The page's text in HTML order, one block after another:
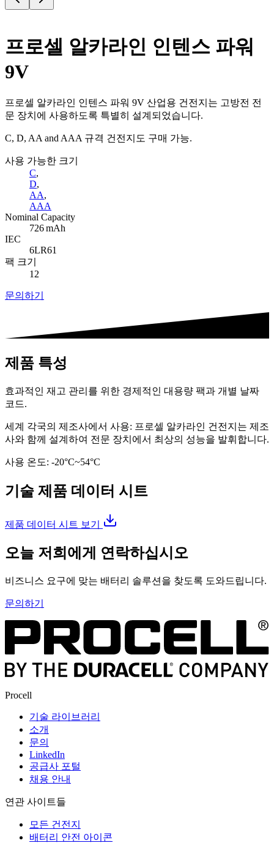
프로셀 알카라인 인텐스 파워
9V
프로셀 알카라인 인텐스 파워 9V 산업용 건전지는 고방전 전
문 장치에 사용하도록 특별히 설계되었습니다.
C, D, AA and AAA 규격 건전지도 구매 가능.
사용 가능한 크기
C,
D,
AA,
AAA
Nominal Capacity
726 mAh
IEC
6LR61
팩 크기
12
문의하기
제품 특성
효과적인 재고 관리를 위한 경제적인 대용량 팩과 개별 날짜
코드.
세계 각국의 제조사에서 사용: 프로셀 알카라인 건전지는 제조
사와 함께 설계하여 전문 장치에서 최상의 성능을 발휘합니다.
사용 온도: -20°C~54°C
기술 제품 데이터 시트
제품 데이터 시트 보기
오늘 저희에게 연락하십시오
비즈니스 요구에 맞는 배터리 솔루션을 찾도록 도와드립니다.
문의하기
Procell
기술 라이브러리
소개
문의
LinkedIn
공급사 포털
채용 안내
연관 사이트들
모든 건전지
배터리 안전 아이콘